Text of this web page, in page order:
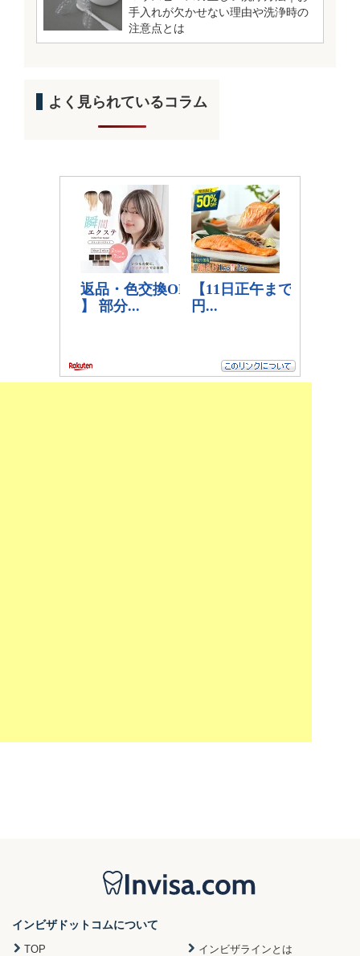
手入れが欠かせない理由や洗浄時の
注意点とは
よく見られているコラム
インビザドットコムについて
TOP インビザラインとは